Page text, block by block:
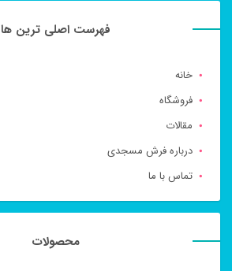
فهرست اصلی ترین ها
خانه
فروشگاه
مقالات
درباره فرش مسجدی
تماس با ما
محصولات